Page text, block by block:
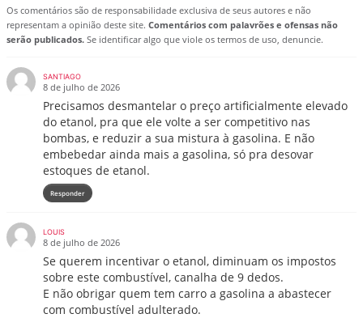
Os comentários são de responsabilidade exclusiva de seus autores e não
representam a opinião deste site. Comentários com palavrões e ofensas não
serão publicados. Se identificar algo que viole os termos de uso, denuncie.
SANTIAGO
8 de julho de 2026
Precisamos desmantelar o preço artificialmente elevado
do etanol, pra que ele volte a ser competitivo nas
bombas, e reduzir a sua mistura à gasolina. E não
embebedar ainda mais a gasolina, só pra desovar
estoques de etanol.
Responder
LOUIS
8 de julho de 2026
Se querem incentivar o etanol, diminuam os impostos
sobre este combustível, canalha de 9 dedos.
E não obrigar quem tem carro a gasolina a abastecer
com combustível adulterado.